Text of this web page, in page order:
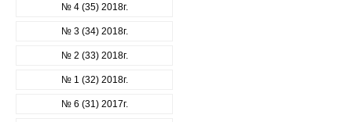
№ 4 (35) 2018г.
№ 3 (34) 2018г.
№ 2 (33) 2018г.
№ 1 (32) 2018г.
№ 6 (31) 2017г.